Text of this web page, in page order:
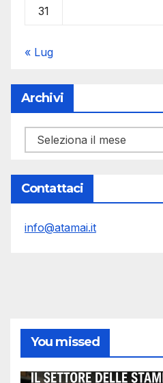
31
« Lug
Archivi
Archivi
Contattaci
info@atamai.it
You missed